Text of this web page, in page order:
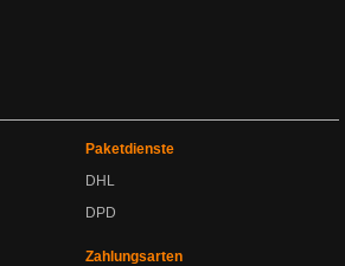
Paketdienste
DHL
DPD
Zahlungsarten